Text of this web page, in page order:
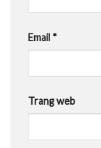
Email *
Trang web